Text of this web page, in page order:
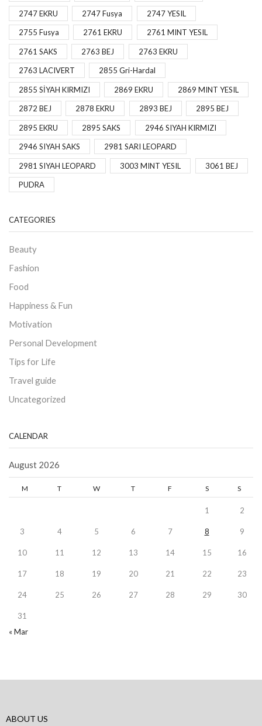
2747 EKRU 2747 Fusya 2747 YESIL
2755 Fusya 2761 EKRU 2761 MINT YESIL
2761 SAKS 2763 BEJ 2763 EKRU
2763 LACIVERT 2855 Gri-Hardal
2855 SİYAH KIRMIZI 2869 EKRU 2869 MINT YESIL
2872 BEJ 2878 EKRU 2893 BEJ 2895 BEJ
2895 EKRU 2895 SAKS 2946 SIYAH KIRMIZI
2946 SIYAH SAKS 2981 SARI LEOPARD
2981 SIYAH LEOPARD 3003 MINT YESIL 3061 BEJ
PUDRA
CATEGORIES
Beauty
Fashion
Food
Happiness & Fun
Motivation
Personal Development
Tips for Life
Travel guide
Uncategorized
CALENDAR
August 2026
M T W T F S S
1 2
3 4 5 6 7 8 9
10 11 12 13 14 15 16
17 18 19 20 21 22 23
24 25 26 27 28 29 30
31
« Mar
ABOUT US